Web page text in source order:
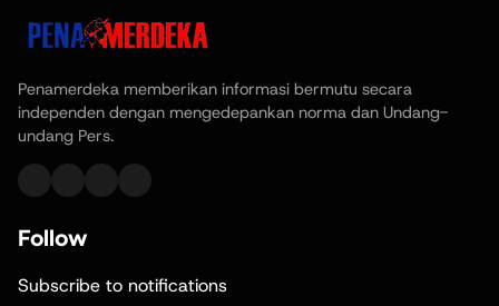
Penamerdeka memberikan informasi bermutu secara
independen dengan mengedepankan norma dan Undang-
undang Pers.
Follow
Subscribe to notifications